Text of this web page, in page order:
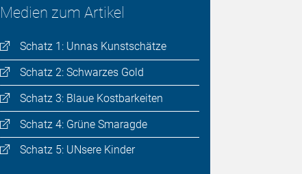
Medien zum Artikel
Schatz 1: Unnas Kunstschätze
Schatz 2: Schwarzes Gold
Schatz 3: Blaue Kostbarkeiten
Schatz 4: Grüne Smaragde
Schatz 5: UNsere Kinder